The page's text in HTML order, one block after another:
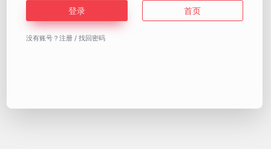
登录 首页
没有账号？ 注册 / 找回密码